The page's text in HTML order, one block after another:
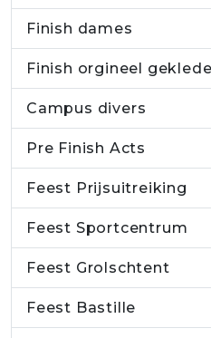
Finish dames
Finish orgineel
Campus divers
Pre Finish Acts
Feest Prijsuitreiking
Feest Sportcentrum
Feest Grolschtent
Feest Bastille